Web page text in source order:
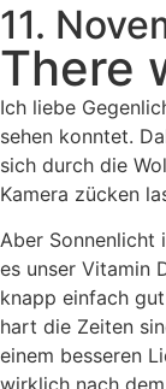
11.
There
Ich liebe
sehen konntet.
sich durch die
Kamera zücken
Aber
es unser Vitamin
knapp einfach
hart die Zeiten
einem besseren